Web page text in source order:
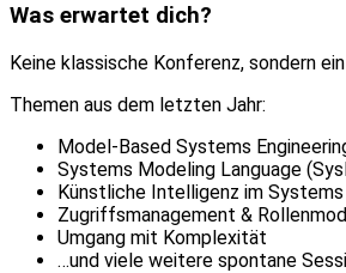
Was erwartet dich?
Keine klassische Konferenz, sondern
Themen aus dem letzten Jahr:
Model-Based Systems
Systems Modeling Language
Künstliche Intelligenz im Systems
Zugriffsmanagement &
Umgang mit Komplexität
…und viele weitere spontane